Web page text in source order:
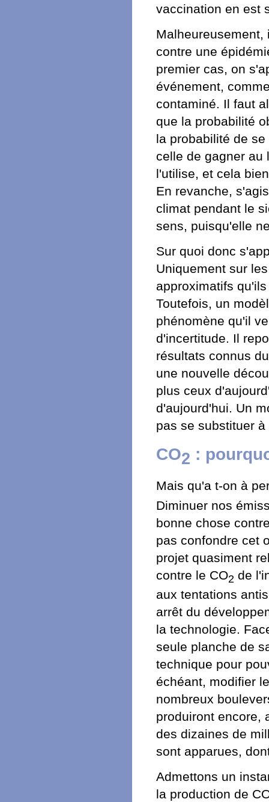
vaccination en est
contre une
premier cas, on
événement,
contaminé. Il faut
que la probabilité
la probabilité de
celle de gagner au
l'utilise, et cela
En revanche,
climat pendant le
sens, puisqu'elle
Sur quoi donc
Uniquement sur
approximatifs
Toutefois, un
phénomène qu'il
d'incertitude. Il
résultats connus
une nouvelle
plus ceux
d'aujourd'hui. Un
pas se substituer
CO2 :
Mais qu'a t-on à
Diminuer nos
bonne chose
pas confondre cet
projet quasiment
contre le CO2 de
aux tentations
arrêt du
la technologie.
seule planche de
technique pour
échéant, modifier
nombreux
produiront encore,
des dizaines de
sont apparues,
Admettons un
la production de